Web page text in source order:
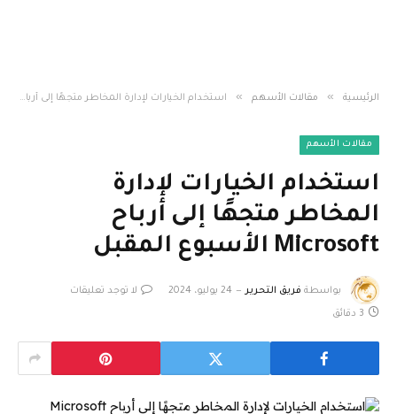
الرئيسية » مقالات الأسهم » استخدام الخيارات لإدارة المخاطر متجهًا إلى أرباح Microsoft الأسبوع المقبل
مقالات الأسهم
استخدام الخيارات لإدارة
المخاطر متجهًا إلى أرباح
Microsoft الأسبوع المقبل
بواسطة فريق التحرير 24 يوليو، 2024 لا توجد تعليقات
3 دقائق